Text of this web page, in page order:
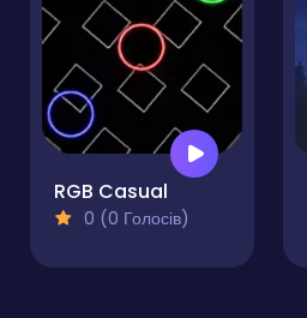
RGB Casual
0 (0 Голосів)